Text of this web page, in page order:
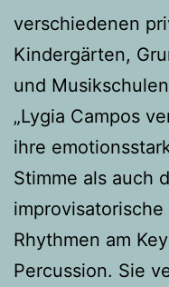
verschiedenen
Kindergärten,
und
„Lygia Campos
ihre
Stimme als auch
Rhythmen am
Percussion. Sie